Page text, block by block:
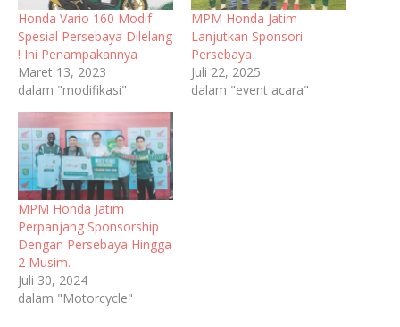
Honda Vario 160 Modif
Spesial Persebaya Dilelang
! Ini Penampakannya
Maret 13, 2023
dalam "modifikasi"
MPM Honda Jatim
Lanjutkan Sponsori
Persebaya
Juli 22, 2025
dalam "event acara"
MPM Honda Jatim
Perpanjang Sponsorship
Dengan Persebaya Hingga
2 Musim.
Juli 30, 2024
dalam "Motorcycle"